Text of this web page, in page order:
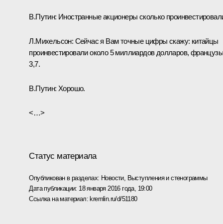
В.Путин: Иностранные акционеры сколько
Л.Михельсон: Сейчас я Вам точные цифры скажу: китайцы
проинвестировали около 5 миллиардов долларов,
3,7.
В.Путин: Хорошо.
<…>
Статус материала
Опубликован в разделах: Новости, Выступления и стенограммы
Дата публикации: 18 января 2016 года, 19:00
Ссылка на материал: kremlin.ru/d/51180